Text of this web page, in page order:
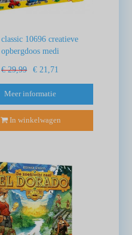
10696 creatieve
opbergdoos medi
€ 29,99 € 21,71
Meer informatie
In winkelwagen